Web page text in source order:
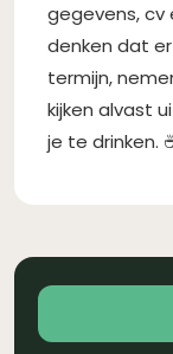
gegevens, cv
denken dat
termijn,
kijken alvast
je te drinken.